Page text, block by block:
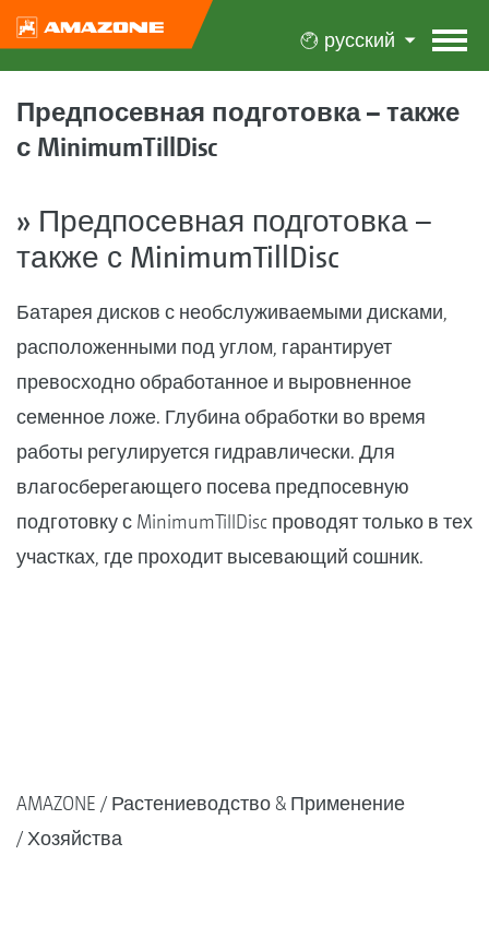
русский
Предпосевная подготовка – также
с MinimumTillDisc
» Предпосевная подготовка –
также с MinimumTillDisc
Батарея дисков с необслуживаемыми дисками,
расположенными под углом, гарантирует
превосходно обработанное и выровненное
семенное ложе. Глубина обработки во время
работы регулируется гидравлически. Для
влагосберегающего посева предпосевную
подготовку с MinimumTillDisc проводят только в тех
участках, где проходит высевающий сошник.
AMAZONE
Растениеводство & Применение
Хозяйства